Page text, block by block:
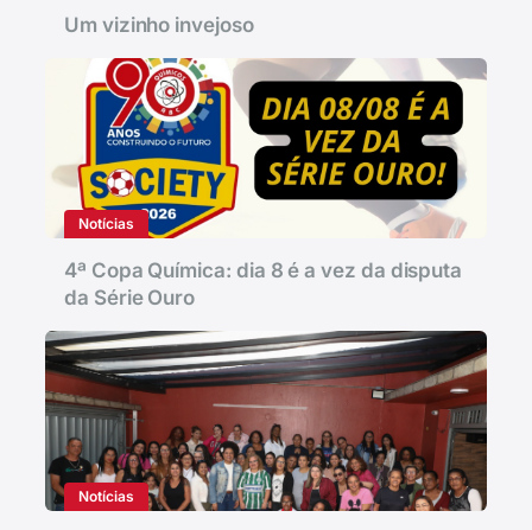
Um vizinho invejoso
Notícias
4ª Copa Química: dia 8 é a vez da disputa
da Série Ouro
Notícias